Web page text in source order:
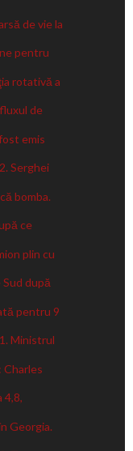
de vie la
pentru
rotativă a
de
emis
Serghei
bomba.
ce
plin cu
Sud după
pentru 9
Ministrul
Charles
4,8,
Georgia.